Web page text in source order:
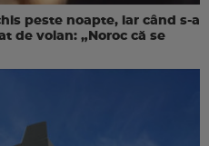
peste noapte, iar când s-a
de volan: „Noroc că se